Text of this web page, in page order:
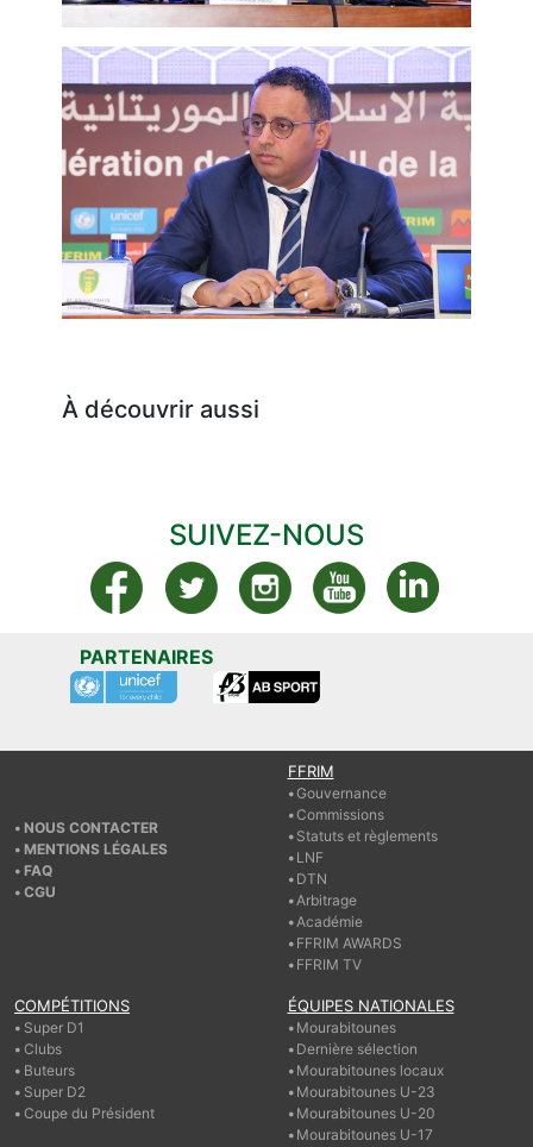
À découvrir aussi
SUIVEZ-NOUS
PARTENAIRES
NOUS CONTACTER
MENTIONS LÉGALES
FAQ
CGU
FFRIM
Gouvernance
Commissions
Statuts et règlements
LNF
DTN
Arbitrage
Académie
FFRIM AWARDS
FFRIM TV
COMPÉTITIONS
Super D1
Clubs
Buteurs
Super D2
Coupe du Président
ÉQUIPES NATIONALES
Mourabitounes
Dernière sélection
Mourabitounes locaux
Mourabitounes U-23
Mourabitounes U-20
Mourabitounes U-17